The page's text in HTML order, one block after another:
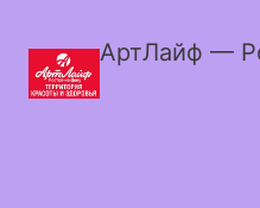
АртЛайф —